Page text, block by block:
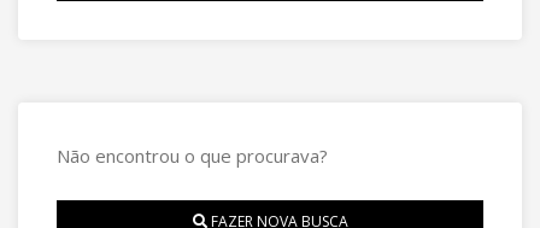
Não encontrou o que procurava?
FAZER NOVA BUSCA